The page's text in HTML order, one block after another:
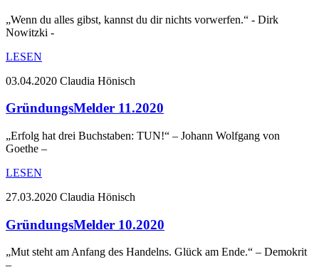
„Wenn du alles gibst, kannst du dir nichts vorwerfen.“ - Dirk
Nowitzki -
LESEN
03.04.2020 Claudia Hönisch
GründungsMelder 11.2020
„Erfolg hat drei Buchstaben: TUN!“ – Johann Wolfgang von
Goethe –
LESEN
27.03.2020 Claudia Hönisch
GründungsMelder 10.2020
„Mut steht am Anfang des Handelns. Glück am Ende.“ – Demokrit
–